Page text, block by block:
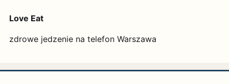
Love Eat
zdrowe jedzenie na telefon Warszawa